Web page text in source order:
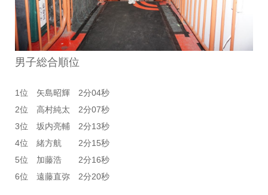
男子総合順位
1位 矢島昭輝 2分04秒
2位 高村純太 2分07秒
3位 坂内亮輔 2分13秒
4位 緒方航 2分15秒
5位 加藤浩 2分16秒
6位 遠藤直弥 2分20秒